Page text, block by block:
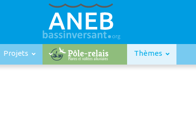
Projets Thèmes